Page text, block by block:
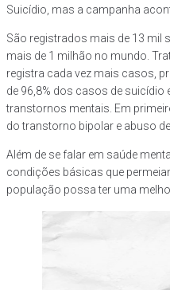
Suicídio, mas a campanha
São registrados mais de 13 mil
mais de 1 milhão no mundo.
registra cada vez mais casos,
de 96,8% dos casos de
transtornos mentais. Em
do transtorno bipolar e abuso
Além de se falar em saúde
condições básicas que
população possa ter uma